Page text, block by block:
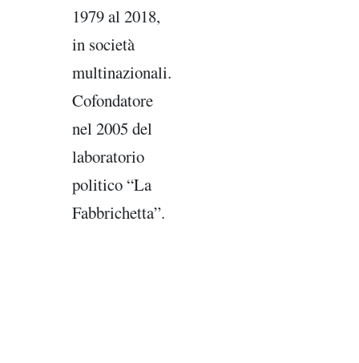
1979 al 2018,
in società
multinazionali.
Cofondatore
nel 2005 del
laboratorio
politico “La
Fabbrichetta”.